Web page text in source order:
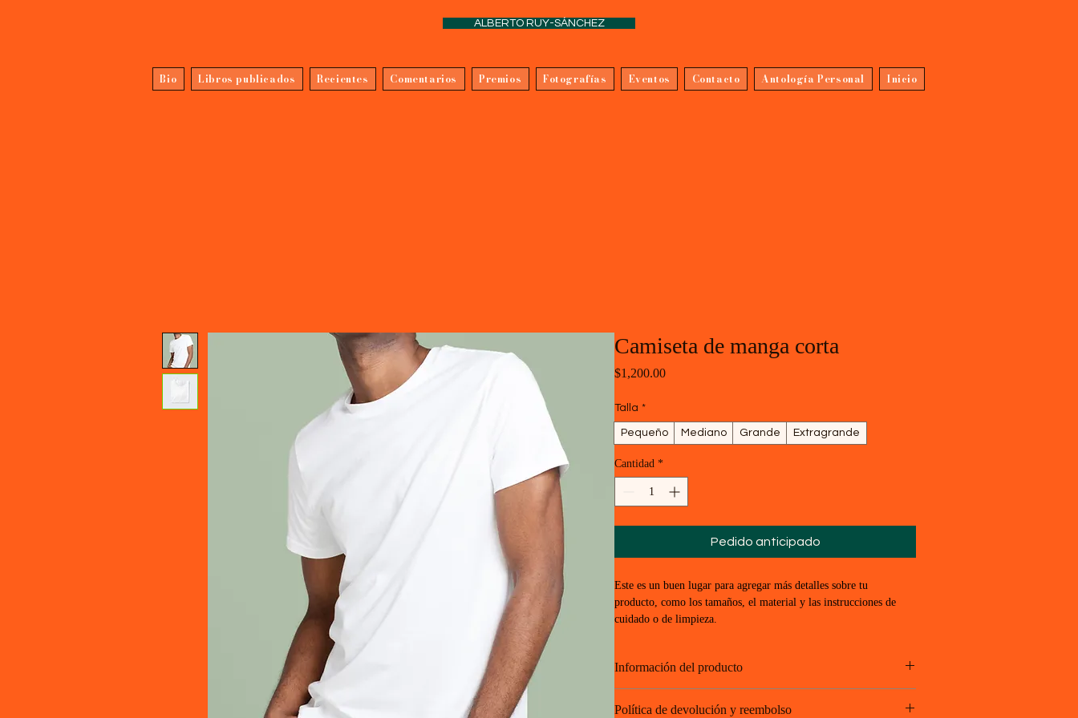
ALBERTO RUY-SÁNCHEZ
Bio Libros publicados Recientes Comentarios Premios Fotografías Eventos Contacto Antología Personal Inicio
Camiseta de manga corta
$1,200.00Precio
Talla *
Pequeño Mediano Grande Extragrande
Cantidad *
Pedido anticipado
Este es un buen lugar para agregar más detalles sobre tu
producto, como los tamaños, el material y las instrucciones de
cuidado o de limpieza.
Información del producto
producto, como los tamaños, el material instrucciones de
Política de devolución y reembolso